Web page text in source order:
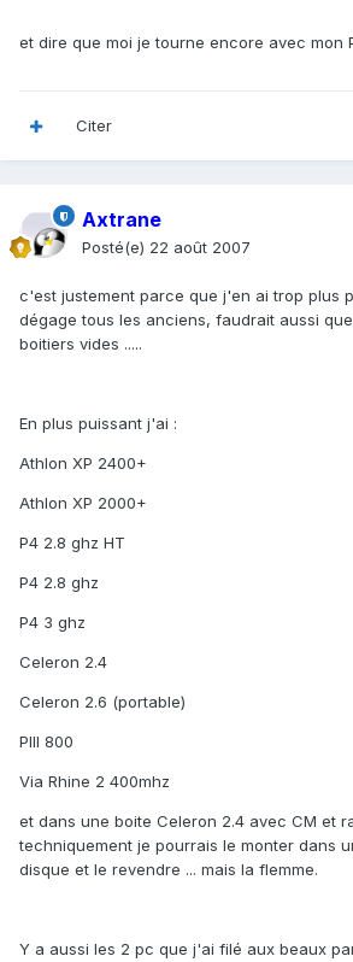
et dire que moi je tourne encore avec mon
Citer
Axtrane
Posté(e) 22 août 2007
c'est justement parce que j'en ai trop plus
dégage tous les anciens, faudrait aussi
boitiers vides .....
En plus puissant j'ai :
Athlon XP 2400+
Athlon XP 2000+
P4 2.8 ghz HT
P4 2.8 ghz
P4 3 ghz
Celeron 2.4
Celeron 2.6 (portable)
PIII 800
Via Rhine 2 400mhz
et dans une boite Celeron 2.4 avec CM et
techniquement je pourrais le monter dans
disque et le revendre ... mais la flemme.
Y a aussi les 2 pc que j'ai filé aux beaux